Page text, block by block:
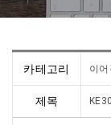
카테고리 이어
제목 KE30